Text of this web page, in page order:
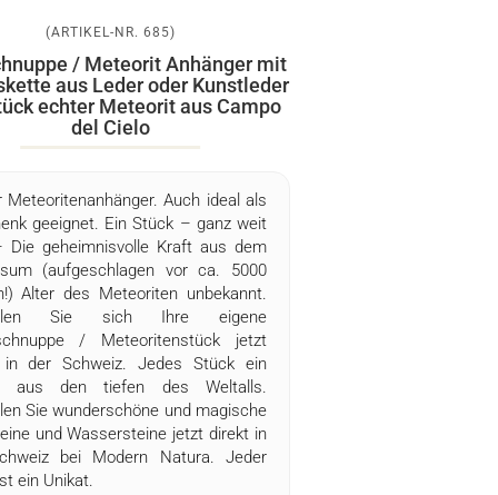
vergessen?
Schnelle Anmeldung mit
(ARTIKEL-NR. 685)
/ Meteorit Anhänger mit
aus Leder oder Kunstleder
echter Meteorit aus Campo
del Cielo
Meteoritenanhänger. Auch ideal als
geeignet. Ein Stück – ganz weit
Die geheimnisvolle Kraft aus dem
(aufgeschlagen vor ca. 5000
Alter des Meteoriten unbekannt.
Sie sich Ihre eigene
/ Meteoritenstück jetzt
in der Schweiz. Jedes Stück ein
aus den tiefen des Weltalls.
Sie wunderschöne und magische
und Wassersteine jetzt direkt in
bei Modern Natura. Jeder
ein Unikat.